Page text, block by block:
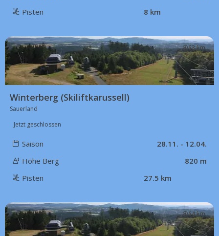
Pisten
8 km
63 km
Winterberg (Skiliftkarussell)
Sauerland
Jetzt geschlossen
Saison
28.11. - 12.04.
Höhe Berg
820 m
Pisten
27.5 km
64 km